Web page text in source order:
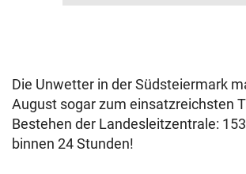
Die Unwetter in der Südsteiermark
August sogar zum einsatzreichsten
Bestehen der Landesleitzentrale:
binnen 24 Stunden!